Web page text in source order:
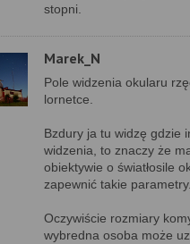
stopni.
Marek_N
Pole widzenia okularu
lornetce.
Bzdury ja tu widzę gdzie
widzenia, to znaczy że
obiektywie o światłosile
zapewnić takie
Oczywiście rozmiary
wybredna osoba może